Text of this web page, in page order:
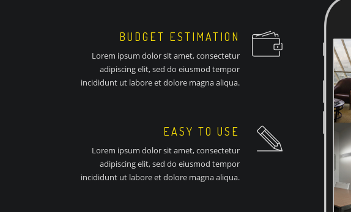
BUDGET ESTIMATION
Lorem ipsum dolor sit amet, consectetur
adipiscing elit, sed do eiusmod tempor
incididunt ut labore et dolore magna aliqua.
EASY TO USE
Lorem ipsum dolor sit amet, consectetur
adipiscing elit, sed do eiusmod tempor
incididunt ut labore et dolore magna aliqua.